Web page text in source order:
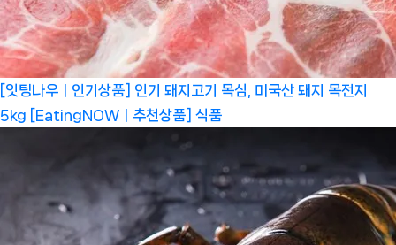
[잇팅나우ㅣ인기상품] 인기 돼지고기 목심, 미국산 돼지 목전지
5kg [EatingNOWㅣ추천상품] 식품